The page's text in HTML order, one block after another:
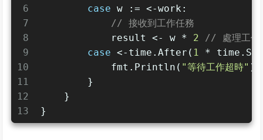
6
7
8
9
10
11
12
13
case w := <-work:
// 接收到工作任務
            result <- w *
2
// 處理工作
case <-time.After( 1 *
            fmt.Println(
"等待工作超時" )
        }
    }
}